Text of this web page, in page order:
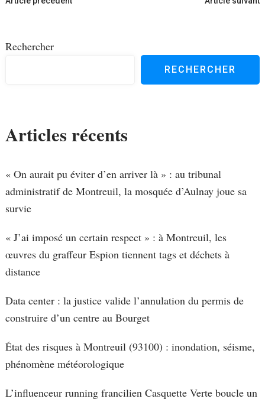
Rechercher
RECHERCHER
Articles récents
« On aurait pu éviter d’en arriver là » : au tribunal
administratif de Montreuil, la mosquée d’Aulnay joue sa
survie
« J’ai imposé un certain respect » : à Montreuil, les
œuvres du graffeur Espion tiennent tags et déchets à
distance
Data center : la justice valide l’annulation du permis de
construire d’un centre au Bourget
État des risques à Montreuil (93100) : inondation, séisme,
phénomène météorologique
L’influenceur running francilien Casquette Verte boucle un